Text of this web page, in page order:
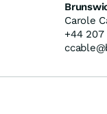
Carole
+44